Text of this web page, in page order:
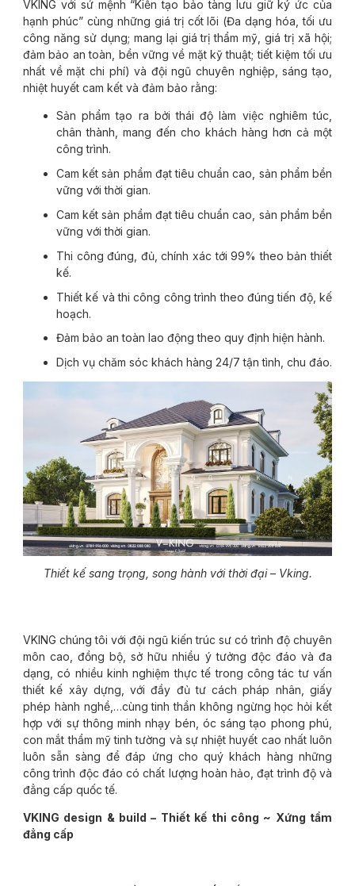
VKING với sứ mệnh “Kiến tạo bảo tàng lưu giữ ký ức của
hạnh phúc” cùng những giá trị cốt lõi (Đa dạng hóa, tối ưu
công năng sử dụng; mang lại giá trị thẩm mỹ, giá trị xã hội;
đảm bảo an toàn, bền vững về mặt kỹ thuật; tiết kiệm tối ưu
nhất về mặt chi phí) và đội ngũ chuyên nghiệp, sáng tạo,
nhiệt huyết cam kết và đảm bảo rằng:
Sản phẩm tạo ra bởi thái độ làm việc nghiêm túc,
chân thành, mang đến cho khách hàng hơn cả một
công trình.
Cam kết sản phẩm đạt tiêu chuẩn cao, sản phẩm bền
vững với thời gian.
Cam kết sản phẩm đạt tiêu chuẩn cao, sản phẩm bền
vững với thời gian.
Thi công đúng, đủ, chính xác tới 99% theo bản thiết
kế.
Thiết kế và thi công công trình theo đúng tiến độ, kế
hoạch.
Đảm bảo an toàn lao động theo quy định hiện hành.
Dịch vụ chăm sóc khách hàng 24/7 tận tình, chu đáo.
Thiết kế sang trọng, song hành với thời đại – Vking.
VKING chúng tôi với đội ngũ kiến trúc sư có trình độ chuyên
môn cao, đồng bộ, sở hữu nhiều ý tưởng độc đáo và đa
dạng, có nhiều kinh nghiệm thực tế trong công tác tư vấn
thiết kế xây dựng, với đầy đủ tư cách pháp nhân, giấy
phép hành nghề,…cùng tinh thần không ngừng học hỏi kết
hợp với sự thông minh nhạy bén, óc sáng tạo phong phú,
con mắt thẩm mỹ tinh tường và sự nhiệt huyết cao nhất luôn
luôn sẵn sàng để đáp ứng cho quý khách hàng những
công trình độc đáo có chất lượng hoàn hảo, đạt trình độ và
đẳng cấp quốc tế.
VKING design & build – Thiết kế thi công ~ Xứng tầm
đẳng cấp